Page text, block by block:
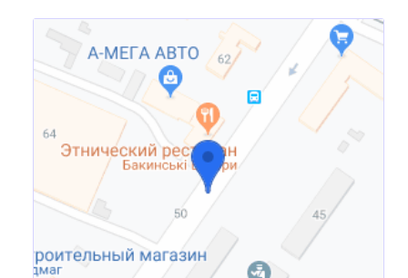
Ссылка для мобильных устройств